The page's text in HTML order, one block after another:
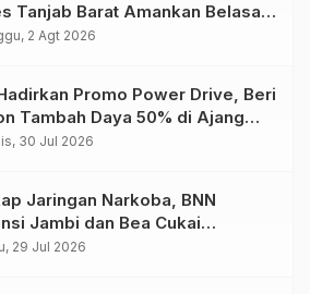
Tanjab Barat Amankan Belasan
2 Agt 2026
Promo Power Drive, Beri
Tambah Daya 50% di Ajang
2026
30 Jul 2026
Jaringan Narkoba, BNN
Jambi dan Bea Cukai
Sembilan Pelaku beserta
29 Jul 2026